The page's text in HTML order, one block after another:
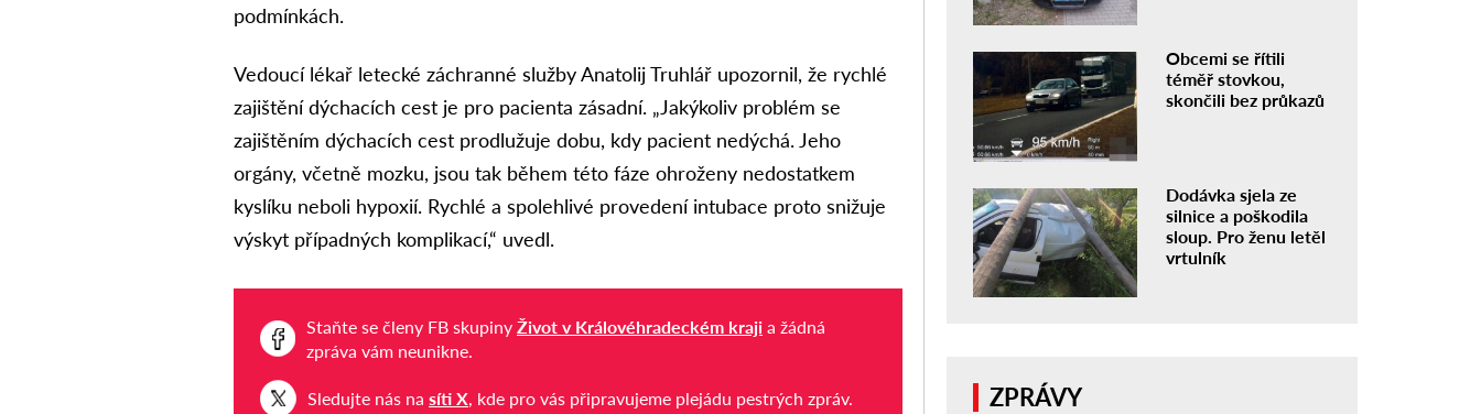
podmínkách.
Vedoucí lékař letecké záchranné služby Anatolij Truhlář upozornil, že rychlé
zajištění dýchacích cest je pro pacienta zásadní. „Jakýkoliv problém se
zajištěním dýchacích cest prodlužuje dobu, kdy pacient nedýchá. Jeho
orgány, včetně mozku, jsou tak během této fáze ohroženy nedostatkem
kyslíku neboli hypoxií. Rychlé a spolehlivé provedení intubace proto snižuje
výskyt případných komplikací,“ uvedl.
Staňte se členy FB skupinyŽivot v Královéhradeckém kraji a žádná
zpráva vám neunikne.
Sledujte nás nasíti X , kde pro vás připravujeme plejádu pestrých zpráv.
Obcemi se řítili
téměř stovkou,
skončili bez průkazů
Dodávka sjela ze
silnice a poškodila
sloup. Pro ženu letěl
vrtulník
ZPRÁVY